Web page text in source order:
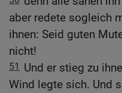
aber redete sogleich
ihnen: Seid guten
nicht!
51 Und er stieg zu
Wind legte sich. Und